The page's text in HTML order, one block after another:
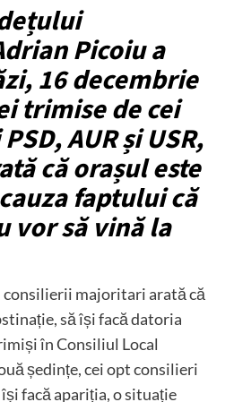
Picoiu a
16 decembrie
trimise de cei
AUR și USR,
că orașul este
faptului că
vor să vină la
consilierii majoritari arată că
să își facă datoria
în Consiliul Local
ședințe, cei opt consilieri
își facă apariția, o situație